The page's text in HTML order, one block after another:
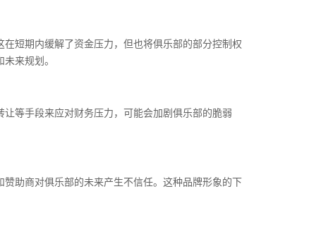
短期内缓解了资金压力，但也将俱乐部的部分控制权
来规划。
等手段来应对财务压力，可能会加剧俱乐部的脆弱
助商对俱乐部的未来产生不信任。这种品牌形象的下